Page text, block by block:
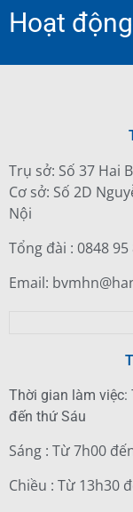
Hoạt
Trụ sở: Số 37 Hai
Cơ sở: Số 2D
Nội
Tổng đài : 0848 95
Email:
Thời gian làm
đến thứ Sáu
Sáng : Từ 7h00
Chiều : Từ 13h30